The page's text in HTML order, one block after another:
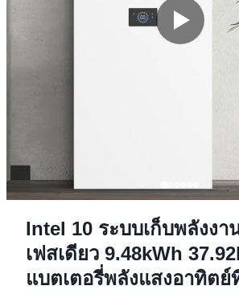
Intel 10 ระบบเก็บพลังง
เฟสเดียว 9.48kWh
แบตเตอรี่พลังแสงอาทิตย์